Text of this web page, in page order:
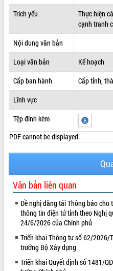
VĂN BẢN HĐND TỈNH
ĐIỂM TIN VĂN BẢN
VIDEO
Trích yếu
Thực hiện
cạnh tranh
Nội dung văn bản
Loại văn bản
Kế hoạch
Cấp ban hành
Cấp tỉnh,
Lĩnh vực
Tệp đính kèm
PDF cannot be displayed.
Văn bản liên quan
Đề nghị đăng tải Thông báo cho
thông tin điện tử tỉnh theo Nghị
24/6/2026 của Chính phủ
Triển khai Thông tư số 62/2026/
trưởng Bộ Xây dựng
Triển khai Quyết định số 1481/